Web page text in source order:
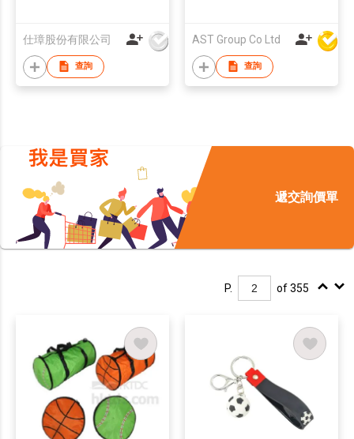
仕璋股份有限公司
查詢
AST Group Co Ltd
查詢
遞交詢價單
P. of 355